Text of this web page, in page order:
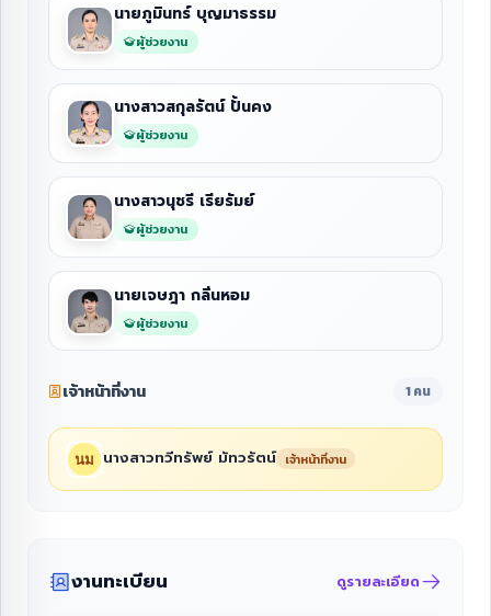
นายภูมินทร์ บุญมาธรรม
ผู้ช่วยงาน
นางสาวสกุลรัตน์ ปั้นคง
ผู้ช่วยงาน
นางสาวนุชรี เรียรัมย์
ผู้ช่วยงาน
นายเจษฎา กลิ่นหอม
ผู้ช่วยงาน
เจ้าหน้าที่งาน 1 คน
นางสาวทวีทรัพย์ มัทวรัตน์ เจ้าหน้าที่งาน
งานทะเบียน ดูรายละเอียด